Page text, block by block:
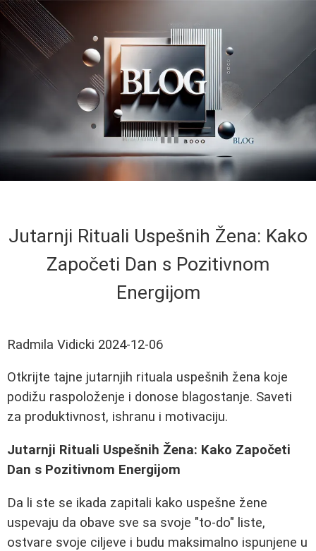
Jutarnji Rituali Uspešnih Žena: Kako
Započeti Dan s Pozitivnom
Energijom
Radmila Vidicki 2024-12-06
Otkrijte tajne jutarnjih rituala uspešnih žena koje
podižu raspoloženje i donose blagostanje. Saveti
za produktivnost, ishranu i motivaciju.
Jutarnji Rituali Uspešnih Žena: Kako Započeti
Dan s Pozitivnom Energijom
Da li ste se ikada zapitali kako uspešne žene
uspevaju da obave sve sa svoje "to-do" liste,
ostvare svoje ciljeve i budu maksimalno ispunjene u